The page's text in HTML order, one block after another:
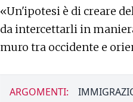
«Un'ipotesi è di creare
da intercettarli in
muro tra occidente e
ARGOMENTI: